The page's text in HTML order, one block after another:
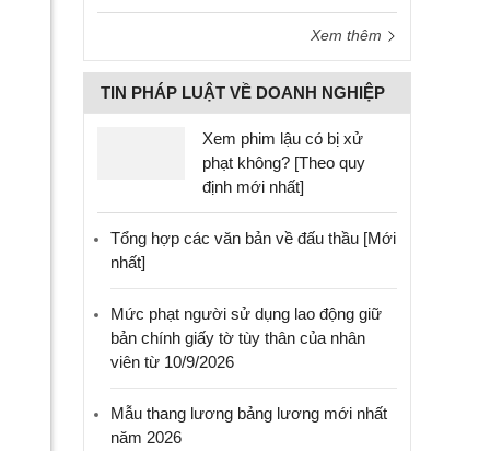
Xem thêm
TIN PHÁP LUẬT VỀ DOANH NGHIỆP
Xem phim lậu có bị xử
phạt không? [Theo quy
định mới nhất]
Tổng hợp các văn bản về đấu thầu [Mới
nhất]
Mức phạt người sử dụng lao động giữ
bản chính giấy tờ tùy thân của nhân
viên từ 10/9/2026
Mẫu thang lương bảng lương mới nhất
năm 2026